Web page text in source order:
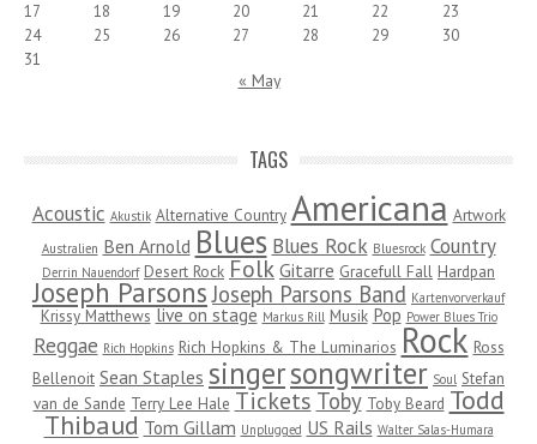
17
18 19 20 21 22
23
24
25 26 27 28 29
30
31
« May
TAGS
Acoustic Akustik Alternative Country Americana Artwork
Australien Ben Arnold Blues Blues Rock Bluesrock Country
Derrin Nauendorf Desert Rock Folk Gitarre Gracefull Fall Hardpan
Joseph Parsons Joseph Parsons Band Kartenvorverkauf
Krissy Matthews live on stage Markus Rill Musik Pop Power Blues Trio
Reggae Rich Hopkins Rich Hopkins & The Luminarios Rock Ross
Bellenoit Sean Staples singersongwriter Soul Stefan
van de Sande Terry Lee Hale Tickets Toby Toby Beard Todd
Thibaud Tom Gillam Unplugged US Rails Walter Salas-Humara